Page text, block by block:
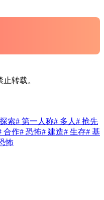
转载。
索# 第一人称# 多人 # 抢先
合作# 恐怖# 建造# 生存# 基
怖